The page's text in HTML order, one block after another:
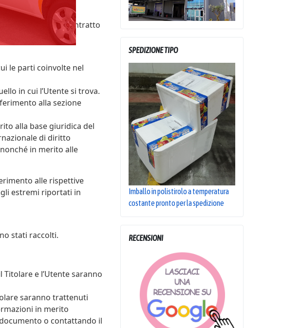
di ciascun
previsto da un contratto
le parti coinvolte nel
in cui l’Utente si trova.
alla sezione
alla base giuridica del
di diritto
in merito alle
alle rispettive
estremi riportati in
stati raccolti.
e l’Utente saranno
saranno trattenuti
in merito
o contattando il
SPEDIZIONE TIPO
Imballo in polistirolo a temperatura
costante pronto per la spedizione
RECENSIONI